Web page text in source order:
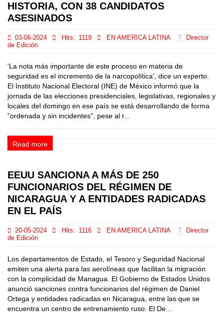
HISTORIA, CON 38 CANDIDATOS
ASESINADOS
03-06-2024 Hits: 1119 EN AMERICA LATINA
Director
de Edición
'La nota más importante de este proceso en materia de
seguridad es el incremento de la narcopolítica', dice un experto.
El Instituto Nacional Electoral (INE) de México informó que la
jornada de las elecciones presidenciales, legislativas, regionales y
locales del domingo en ese país se está desarrollando de forma
"ordenada y sin incidentes", pese al r...
Read more
EEUU SANCIONA A MÁS DE 250
FUNCIONARIOS DEL RÉGIMEN DE
NICARAGUA Y A ENTIDADES RADICADAS
EN EL PAÍS
20-05-2024 Hits: 1116 EN AMERICA LATINA
Director
de Edición
Los departamentos de Estado, el Tesoro y Seguridad Nacional
emiten una alerta para las aerolíneas que facilitan la migración
con la complicidad de Managua. El Gobierno de Estados Unidos
anunció sanciones contra funcionarios del régimen de Daniel
Ortega y entidades radicadas en Nicaragua, entre las que se
encuentra un centro de entrenamiento ruso. El De...